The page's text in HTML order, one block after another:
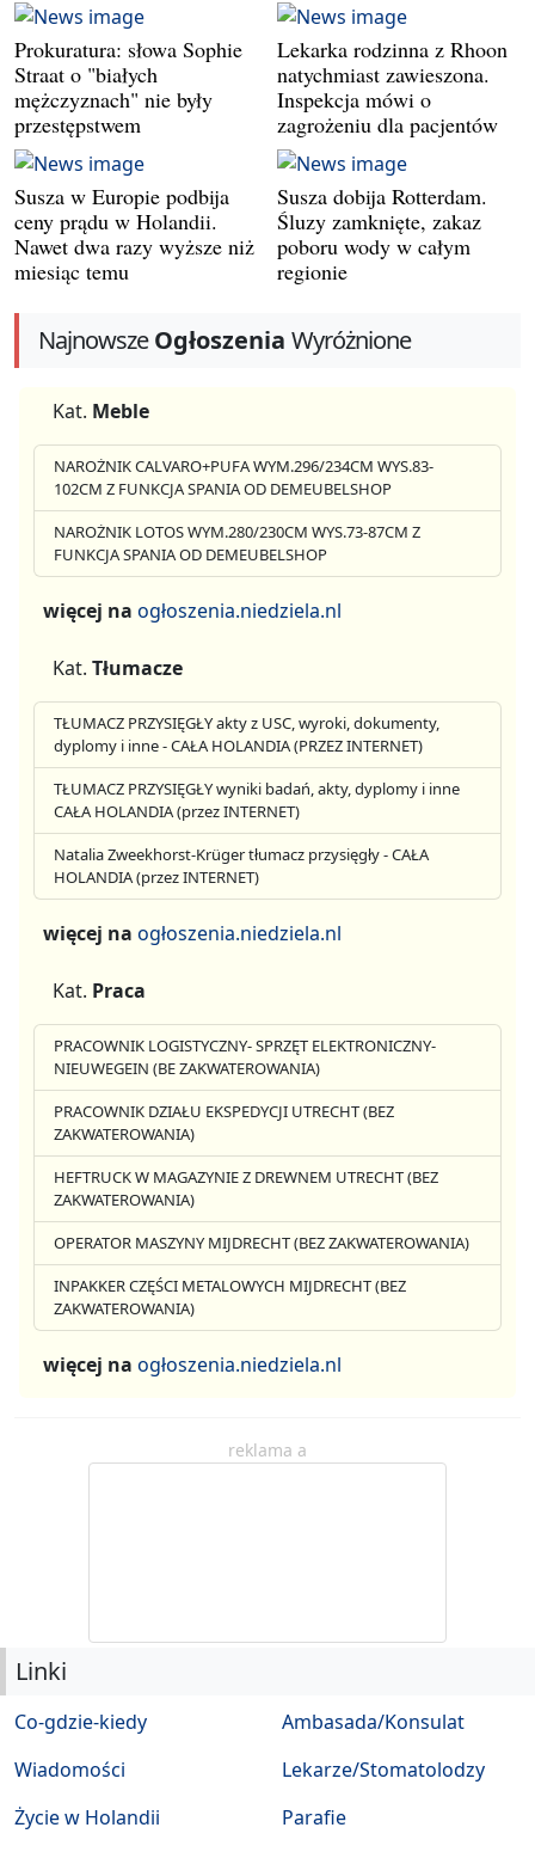
Prokuratura: słowa Sophie
Straat o "białych
mężczyznach" nie były
przestępstwem
Lekarka rodzinna z Rhoon
natychmiast zawieszona.
Inspekcja mówi o
zagrożeniu dla pacjentów
Susza w Europie podbija
ceny prądu w Holandii.
Nawet dwa razy wyższe niż
miesiąc temu
Susza dobija Rotterdam.
Śluzy zamknięte, zakaz
poboru wody w całym
regionie
NajnowszeOgłoszenia Wyróżnione
Kat. Meble
NAROŻNIK CALVARO+PUFA WYM.296/234CM WYS.83-
102CM Z FUNKCJA SPANIA OD DEMEUBELSHOP
NAROŻNIK LOTOS WYM.280/230CM WYS.73-87CM Z
FUNKCJA SPANIA OD DEMEUBELSHOP
więcej na ogłoszenia.niedziela.nl
Kat. Tłumacze
TŁUMACZ PRZYSIĘGŁY akty z USC, wyroki, dokumenty,
dyplomy i inne - CAŁA HOLANDIA (PRZEZ INTERNET)
TŁUMACZ PRZYSIĘGŁY wyniki badań, akty, dyplomy i inne
CAŁA HOLANDIA (przez INTERNET)
Natalia Zweekhorst-Krüger tłumacz przysięgły - CAŁA
HOLANDIA (przez INTERNET)
więcej na ogłoszenia.niedziela.nl
Kat. Praca
PRACOWNIK LOGISTYCZNY- SPRZĘT ELEKTRONICZNY-
NIEUWEGEIN (BE ZAKWATEROWANIA)
PRACOWNIK DZIAŁU EKSPEDYCJI UTRECHT (BEZ
ZAKWATEROWANIA)
HEFTRUCK W MAGAZYNIE Z DREWNEM UTRECHT (BEZ
ZAKWATEROWANIA)
OPERATOR MASZYNY MIJDRECHT (BEZ ZAKWATEROWANIA)
INPAKKER CZĘŚCI METALOWYCH MIJDRECHT (BEZ
ZAKWATEROWANIA)
więcej na ogłoszenia.niedziela.nl
reklama a
Linki
Co-gdzie-kiedy
Wiadomości
Życie w Holandii
Ambasada/Konsulat
Lekarze/Stomatolodzy
Parafie